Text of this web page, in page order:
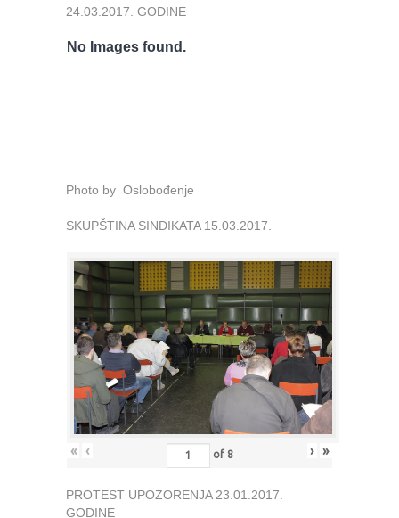
24.03.2017. GODINE
No Images found.
Photo by Oslobođenje
SKUPŠTINA SINDIKATA 15.03.2017.
« ‹ of 8 › »
PROTEST UPOZORENJA 23.01.2017.
GODINE